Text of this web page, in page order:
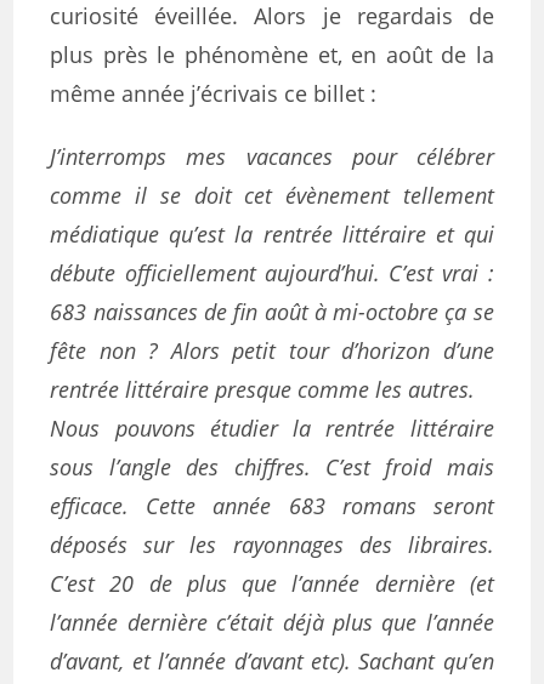
curiosité éveillée. Alors je regardais de
plus près le phénomène et, en août de la
même année j’écrivais ce billet :
J’interromps mes vacances pour célébrer
comme il se doit cet évènement tellement
médiatique qu’est la rentrée littéraire et qui
débute officiellement aujourd’hui. C’est vrai :
683 naissances de fin août à mi-octobre ça se
fête non ? Alors petit tour d’horizon d’une
rentrée littéraire presque comme les autres.
Nous pouvons étudier la rentrée littéraire
sous l’angle des chiffres. C’est froid mais
efficace. Cette année 683 romans seront
déposés sur les rayonnages des libraires.
C’est 20 de plus que l’année dernière (et
l’année dernière c’était déjà plus que l’année
d’avant, et l’année d’avant etc). Sachant qu’en